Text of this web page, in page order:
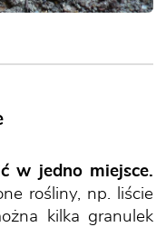
w jedno miejsce.
rośliny, np. liście
kilka granulek